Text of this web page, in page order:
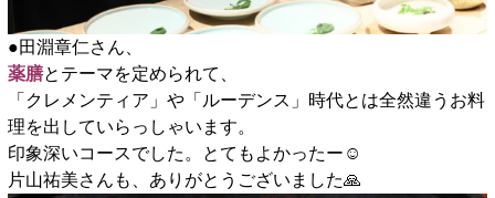
●田淵章仁さん、
薬膳とテーマを定められて、
「クレメンティア」や「ルーデンス」時代とは全然違うお料
理を出していらっしゃいます。
印象深いコースでした。とてもよかったー☺️
片山祐美さんも、ありがとうございました🙏